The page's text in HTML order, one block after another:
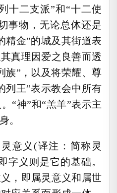
十二支派”和“十二使
事物，无论总体还是
精金”的城及其街道表
真理因爱之良善而透
族”，以及将荣耀、尊
列王”表示教会中所有
“神”和“羔羊”表示主
。
意义(译注：简称灵
字义则是它的基础。
，即属灵意义和属世